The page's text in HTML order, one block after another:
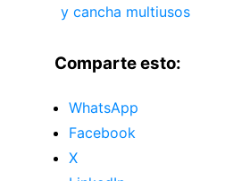
y cancha multiusos
Comparte esto:
WhatsApp
Facebook
X